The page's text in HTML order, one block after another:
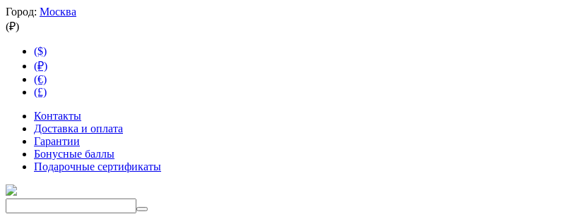
Город: Москва
(₽)
($)
(₽)
(€)
(£)
Контакты
Доставка и оплата
Гарантии
Бонусные баллы
Подарочные сертификаты